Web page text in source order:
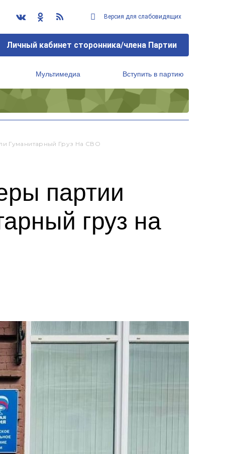
Версия для слабовидящих
Личный кабинет сторонника/члена Партии
Мультимедиа Вступить в партию
Гуманитарный Груз На СВО
партии
груз на